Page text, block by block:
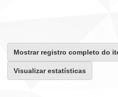
Mostrar registro completo do
Visualizar estatísticas